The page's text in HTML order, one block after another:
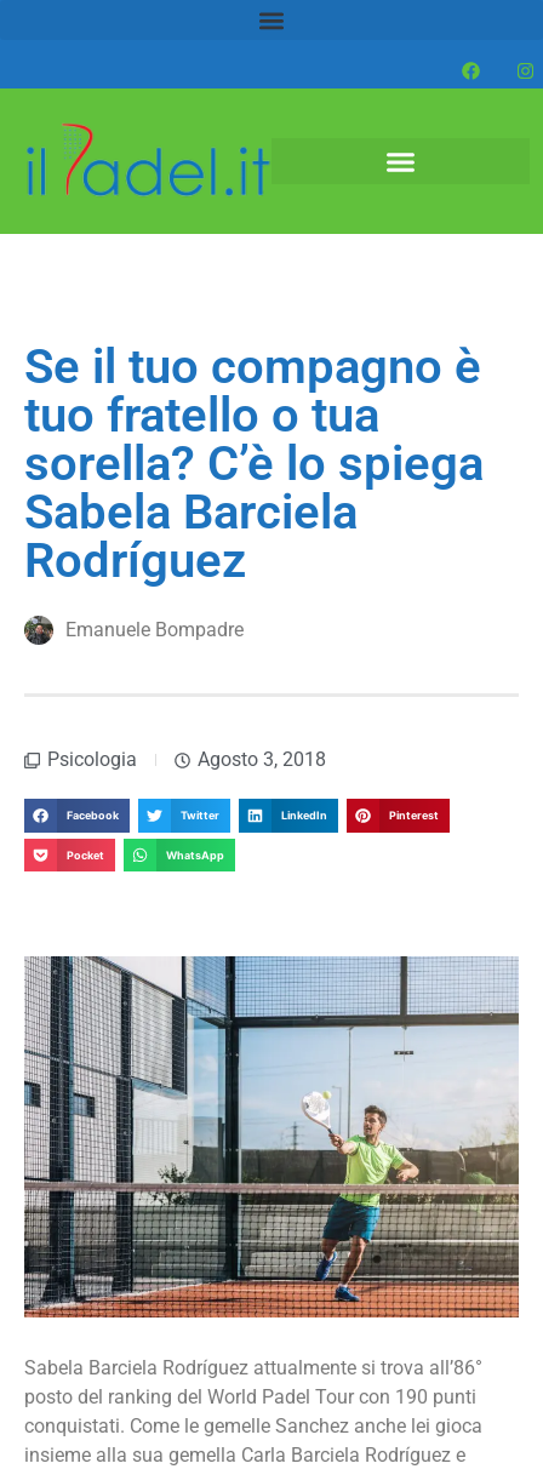
Se il tuo compagno è
tuo fratello o tua
sorella? C’è lo spiega
Sabela Barciela
Rodríguez
Emanuele Bompadre
Psicologia Agosto 3, 2018
Facebook Twitter LinkedIn Pinterest
Pocket WhatsApp
Sabela Barciela Rodríguez attualmente si trova all’86°
posto del ranking del World Padel Tour con 190 punti
conquistati. Come le gemelle Sanchez anche lei gioca
insieme alla sua gemella Carla Barciela Rodríguez e